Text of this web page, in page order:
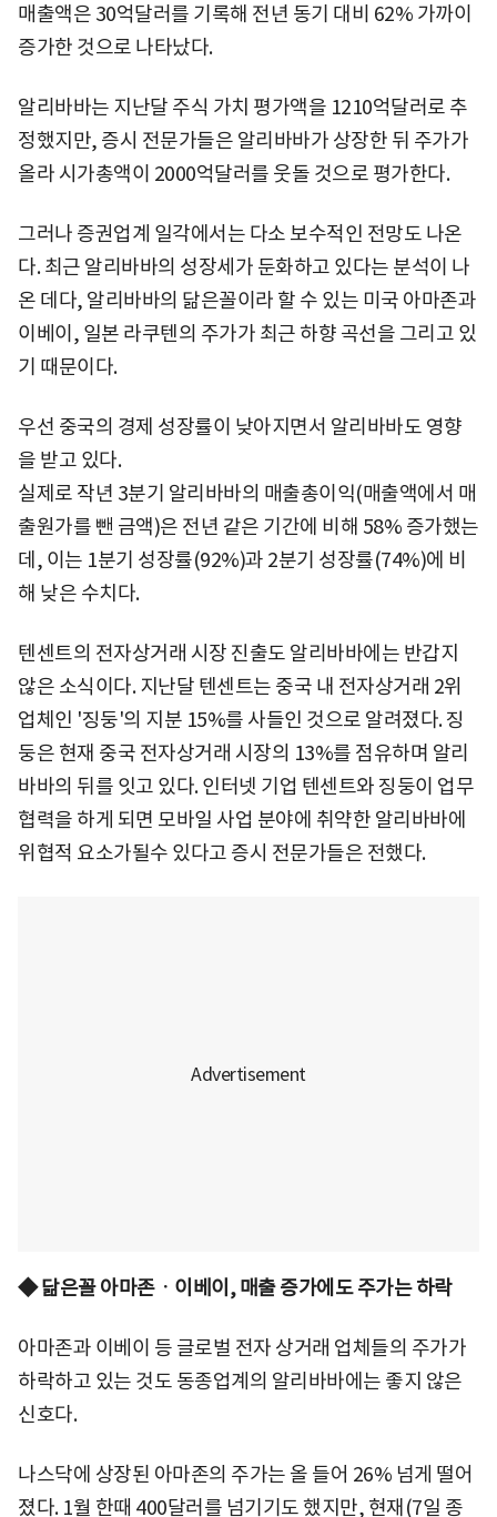
매출액은 30억달러를 기록해 전년 동기 대비 62% 가까이
증가한 것으로 나타났다.
알리바바는 지난달 주식 가치 평가액을 1210억달러로 추
정했지만, 증시 전문가들은 알리바바가 상장한 뒤 주가가
올라 시가총액이 2000억달러를 웃돌 것으로 평가한다.
그러나 증권업계 일각에서는 다소 보수적인 전망도 나온
다. 최근 알리바바의 성장세가 둔화하고 있다는 분석이 나
온 데다, 알리바바의 닮은꼴이라 할 수 있는 미국 아마존과
이베이, 일본 라쿠텐의 주가가 최근 하향 곡선을 그리고 있
기 때문이다.
우선 중국의 경제 성장률이 낮아지면서 알리바바도 영향
을 받고 있다.
실제로 작년 3분기 알리바바의 매출총이익(매출액에서 매
출원가를 뺀 금액)은 전년 같은 기간에 비해 58% 증가했는
데, 이는 1분기 성장률(92%)과 2분기 성장률(74%)에 비
해 낮은 수치다.
텐센트의 전자상거래 시장 진출도 알리바바에는 반갑지
않은 소식이다. 지난달 텐센트는 중국 내 전자상거래 2위
업체인 '징둥'의 지분 15%를 사들인 것으로 알려졌다. 징
둥은 현재 중국 전자상거래 시장의 13%를 점유하며 알리
바바의 뒤를 잇고 있다. 인터넷 기업 텐센트와 징둥이 업무
협력을 하게 되면 모바일 사업 분야에 취약한 알리바바에
위협적 요소가될수 있다고 증시 전문가들은 전했다.
◆ 닮은꼴 아마존ㆍ이베이, 매출 증가에도 주가는 하락
아마존과 이베이 등 글로벌 전자 상거래 업체들의 주가가
하락하고 있는 것도 동종업계의 알리바바에는 좋지 않은
신호다.
나스닥에 상장된 아마존의 주가는 올 들어 26% 넘게 떨어
졌다. 1월 한때 400달러를 넘기기도 했지만, 현재(7일 종